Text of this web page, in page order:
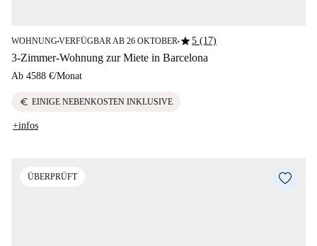
WOHNUNG■VERFÜGBAR AB 26 OKTOBER■star5 (17)
3-Zimmer-Wohnung zur Miete in Barcelona
Ab 4588 €/Monat
euro EINIGE NEBENKOSTEN INKLUSIVE
+infos
ÜBERPRÜFT